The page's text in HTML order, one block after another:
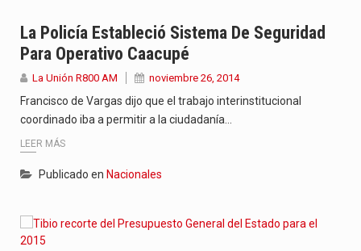
La Policía Estableció Sistema De Seguridad
Para Operativo Caacupé
La Unión R800 AM noviembre 26, 2014
Francisco de Vargas dijo que el trabajo interinstitucional
coordinado iba a permitir a la ciudadanía…
LEER MÁS
Publicado en Nacionales